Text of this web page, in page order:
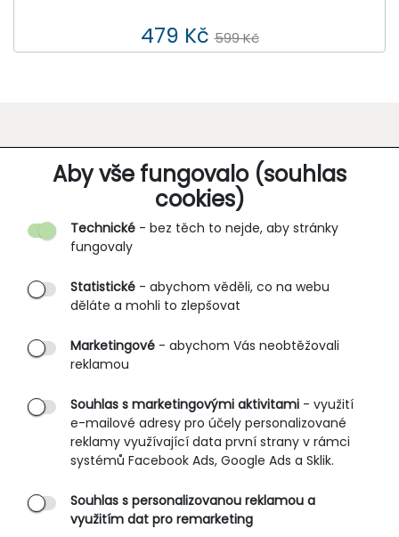
Aby vše fungovalo (souhlas
cookies)
Technické - bez těch to nejde, aby stránky
fungovaly
Statistické - abychom věděli, co na webu
děláte a mohli to zlepšovat
Marketingové - abychom Vás neobtěžovali
reklamou
Souhlas s marketingovými aktivitami - využití
e-mailové adresy pro účely personalizované
reklamy využívající data první strany v rámci
systémů Facebook Ads, Google Ads a Sklik.
Souhlas s personalizovanou reklamou a
využitím dat pro remarketing
479 Kč 599 Kč
O SPOLEČNOSTI
O nás
Partnerské prodejny
B2B vstup
PRŮVODCE NAKUPOVÁNÍM
Obchodní podmínky
Rozměrové tabulky
Způsoby doručení
Ochrana osobních údajů
SLUŽBY ZÁKAZNÍKŮM